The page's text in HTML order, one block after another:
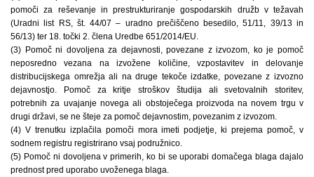
pomoči za reševanje in prestrukturiranje gospodarskih družb v težavah
(Uradni list RS, št. 44/07 – uradno prečiščeno besedilo, 51/11, 39/13 in
56/13) ter 18. točki 2. člena Uredbe 651/2014/EU.
(3) Pomoč ni dovoljena za dejavnosti, povezane z izvozom, ko je pomoč
neposredno vezana na izvožene količine, vzpostavitev in delovanje
distribucijskega omrežja ali na druge tekoče izdatke, povezane z izvozno
dejavnostjo. Pomoč za kritje stroškov študija ali svetovalnih storitev,
potrebnih za uvajanje novega ali obstoječega proizvoda na novem trgu v
drugi državi, se ne šteje za pomoč dejavnostim, povezanim z izvozom.
(4) V trenutku izplačila pomoči mora imeti podjetje, ki prejema pomoč, v
sodnem registru registrirano vsaj podružnico.
(5) Pomoč ni dovoljena v primerih, ko bi se uporabi domačega blaga dajalo
prednost pred uporabo uvoženega blaga.